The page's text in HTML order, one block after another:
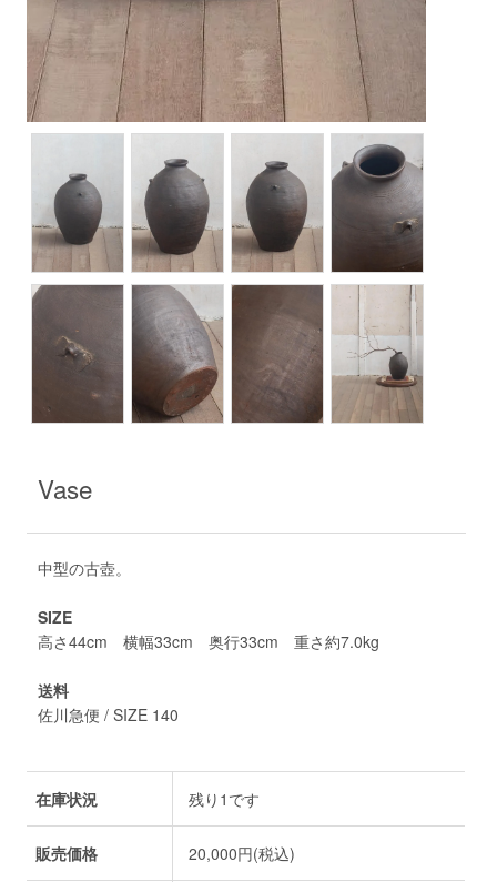
Vase
中型の古壺。
SIZE
高さ44cm 横幅33cm 奥行33cm 重さ約7.0kg
送料
佐川急便 / SIZE 140
在庫状況 残り1です
販売価格 20,000円(税込)